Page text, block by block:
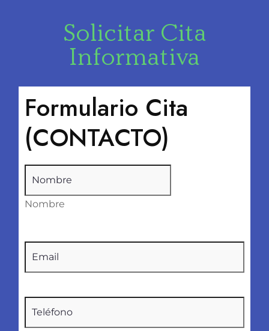
Solicitar Cita
Informativa
Formulario Cita
(CONTACTO)
Nombre
Nombre